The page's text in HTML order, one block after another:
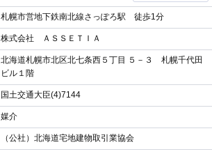
札幌市営地下鉄南北線さっぽろ駅 徒歩1分
株式会社 ＡＳＳＥＴＩＡ
北海道札幌市北区北七条西５丁目 ５－３ 札幌千代田
ビル１階
国土交通大臣(4)7144
媒介
（公社）北海道宅地建物取引業協会